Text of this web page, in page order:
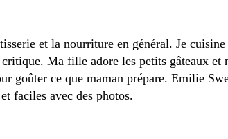
et la nourriture en général. Je
Ma fille adore les petits gâteaux
goûter ce que maman prépare. Emilie
faciles avec des photos.